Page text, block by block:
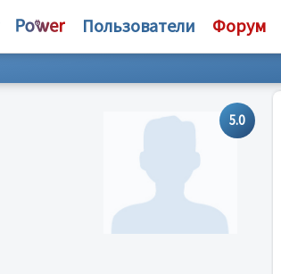
Пользователи Форум
5.0